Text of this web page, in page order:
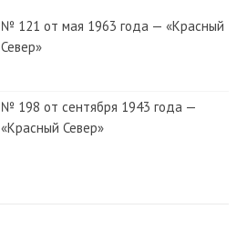
№ 121 от мая 1963 года — «Красный
Север»
№ 198 от сентября 1943 года —
«Красный Север»